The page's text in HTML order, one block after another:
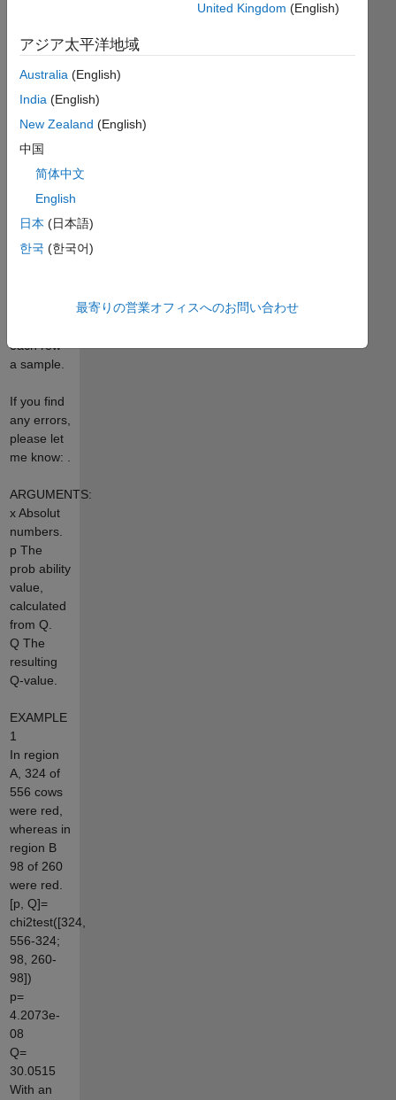
hypothesis
are
independent.
If Q >
chi2(p,
nu), the
hypothesis
is rejected.
Each
each row
a sample.
If you find
any errors,
please let
me know: .
ARGUMENTS:
x Absolut
numbers.
p The
prob ability
value,
calculated
from Q.
Q The
resulting
Q-value.
EXAMPLE
1
In region
A, 324 of
556 cows
were red,
whereas in
region B
98 of 260
were red.
[p, Q]=
chi2test([324,
556-324;
98, 260-
98])
p=
4.2073e-
08
Q=
30.0515
With an
United Kingdom (English)
アジア太平洋地域
Australia (English)
India (English)
New Zealand (English)
中国
简体中文
English
日本 (日本語)
한국 (한국어)
最寄りの営業オフィスへのお問い合わせ